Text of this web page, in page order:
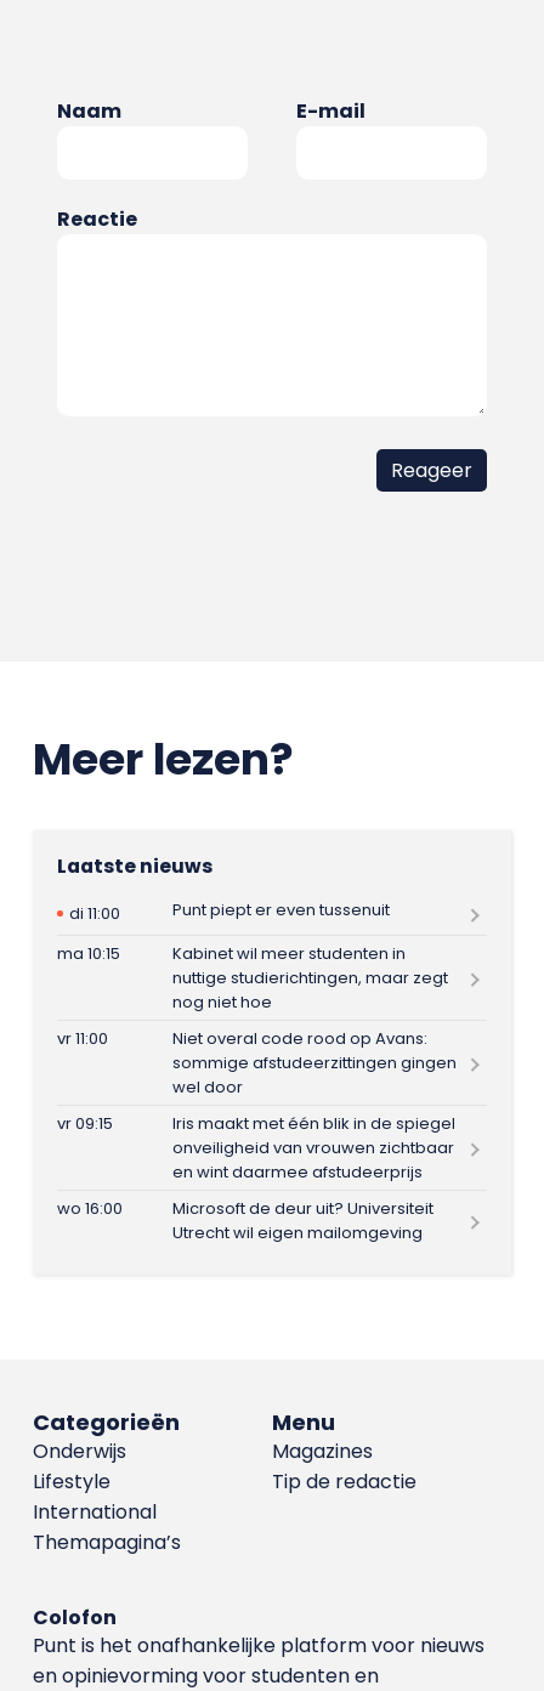
Naam E-mail
Reactie
Meer lezen?
Laatste nieuws
di 11:00
Punt piept er even tussenuit
ma 10:15
Kabinet wil meer studenten in
nuttige studierichtingen, maar zegt
nog niet hoe
vr 11:00
Niet overal code rood op Avans:
sommige afstudeerzittingen gingen
wel door
vr 09:15
Iris maakt met één blik in de spiegel
onveiligheid van vrouwen zichtbaar
en wint daarmee afstudeerprijs
wo 16:00
Microsoft de deur uit? Universiteit
Utrecht wil eigen mailomgeving
Menu
Magazines
Tip de redactie
Categorieën
Onderwijs
Lifestyle
International
Themapagina’s
Colofon
Punt is het onafhankelijke platform voor nieuws
en opinievorming voor studenten en